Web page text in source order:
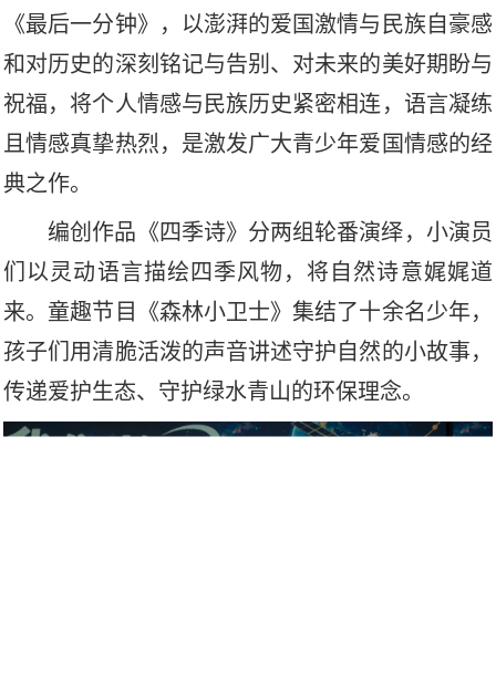
《最后一分钟》，以澎湃的爱国激情与民族自豪感
和对历史的深刻铭记与告别、对未来的美好期盼与
祝福，将个人情感与民族历史紧密相连，语言凝练
且情感真挚热烈，是激发广大青少年爱国情感的经
典之作。
编创作品《四季诗》分两组轮番演绎，小演员
们以灵动语言描绘四季风物，将自然诗意娓娓道
来。童趣节目《森林小卫士》集结了十余名少年，
孩子们用清脆活泼的声音讲述守护自然的小故事，
传递爱护生态、守护绿水青山的环保理念。